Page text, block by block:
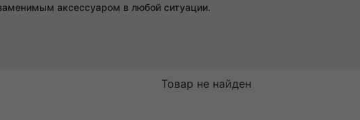
аксессуаром в любой ситуации.
Товар не найден